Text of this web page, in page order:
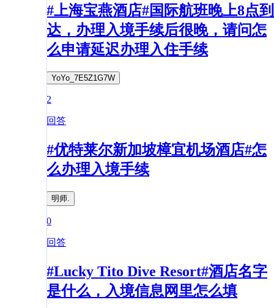
#上海宝燕酒店#国际航班晚上8点到
达，办理入境手续后很晚，请问怎
么申请延迟办理入住手续
YoYo_7E5Z1G7W
2
回答
#优特莱尔新加坡樟宜机场酒店#怎
么办理入境手续
明师.
0
回答
#Lucky Tito Dive Resort#酒店名字
是什么，入境信息网里怎么填